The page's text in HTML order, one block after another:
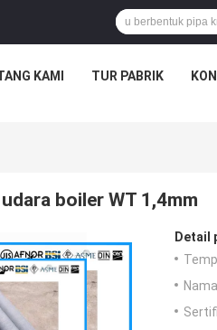
KAMI TUR PABRIK
boiler WT 1,4mm
Detail